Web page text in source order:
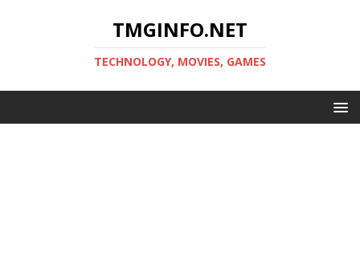
TMGINFO.NET
ТECHNOLOGY, MOVIES, GAMES